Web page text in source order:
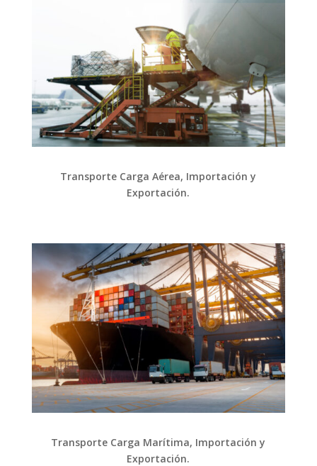
Transporte Carga Aérea, Importación y
Exportación.
Transporte Carga Marítima, Importación y
Exportación.